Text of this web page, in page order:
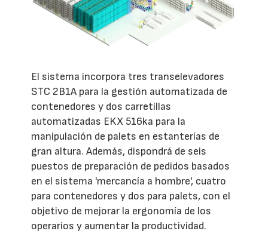
El sistema incorpora tres transelevadores
STC 2B1A para la gestión automatizada de
contenedores y dos carretillas
automatizadas EKX 516ka para la
manipulación de palets en estanterías de
gran altura. Además, dispondrá de seis
puestos de preparación de pedidos basados
en el sistema 'mercancía a hombre', cuatro
para contenedores y dos para palets, con el
objetivo de mejorar la ergonomía de los
operarios y aumentar la productividad.